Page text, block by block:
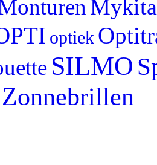
Mykita
optiek
SILMO
Zonnebrillen